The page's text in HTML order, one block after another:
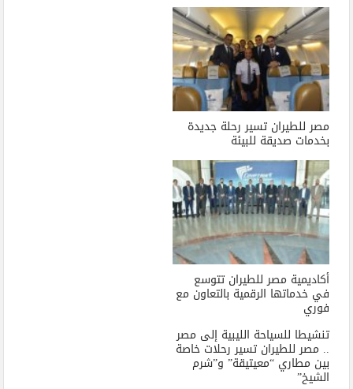
مصر للطيران تسير رحلة جديدة
بخدمات صديقة للبيئة
أكاديمية مصر للطيران تتوسع
في خدماتها الرقمية بالتعاون مع
فوري
تنشيطا للسياحة الليبية إلى مصر
.. مصر للطيران تسير رحلات خاصة
بين مطاري “معيتيقة” و”شرم
الشيخ”